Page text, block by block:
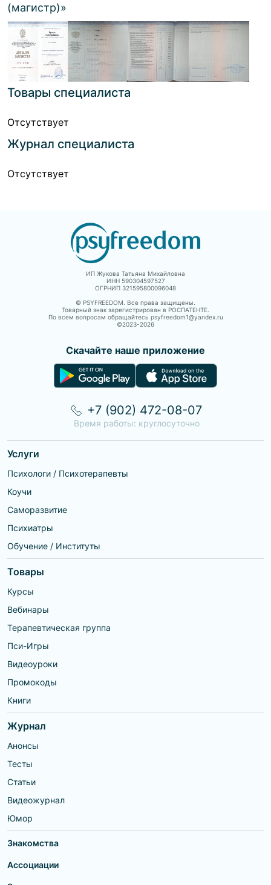
(магистр)»
Товары специалиста
Отсутствует
Журнал специалиста
Отсутствует
ИП Жукова Татьяна Михайловна
ИНН 590304597527
ОГРНИП 321595800096048
© PSYFREEDOM. Все права защищены.
Товарный знак зарегистрирован в РОСПАТЕНТЕ.
По всем вопросам обращайтесь psyfreedom1@yandex.ru
©2023-2026
Скачайте наше приложение
Услуги
Психологи / Психотерапевты
Коучи
Саморазвитие
Психиатры
Обучение / Институты
Товары
Курсы
Вебинары
Терапевтическая группа
Пси-Игры
Видеоуроки
Промокоды
Книги
Журнал
Анонсы
Тесты
Статьи
Видеожурнал
Юмор
Знакомства
Ассоциации
+7 (902) 472-08-07
Время работы: круглосуточно